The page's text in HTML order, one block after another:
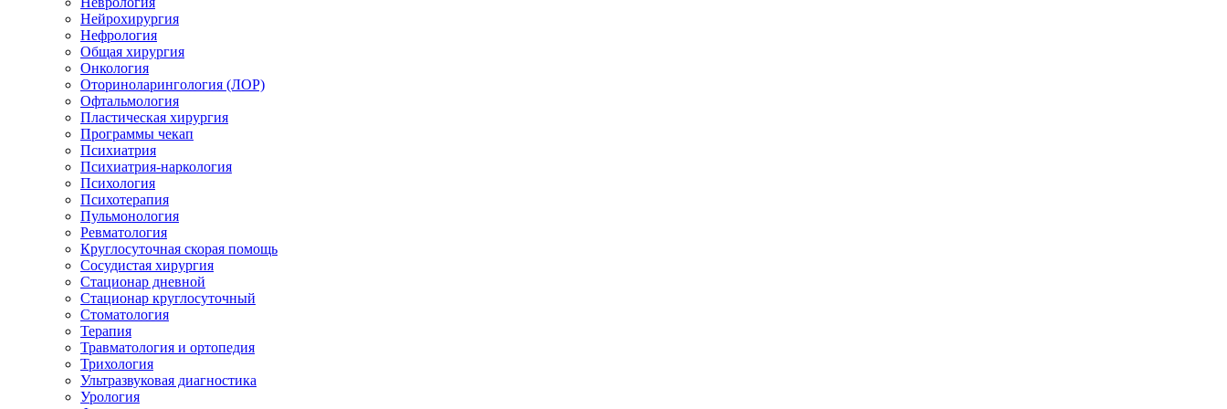
Нейрохирургия
Нефрология
Общая хирургия
Онкология
Оториноларингология (ЛОР)
Офтальмология
Пластическая хирургия
Программы чекап
Психиатрия
Психиатрия-наркология
Психология
Психотерапия
Пульмонология
Ревматология
Круглосуточная скорая помощь
Сосудистая хирургия
Стационар дневной
Стационар круглосуточный
Стоматология
Терапия
Травматология и ортопедия
Трихология
Ультразвуковая диагностика
Урология